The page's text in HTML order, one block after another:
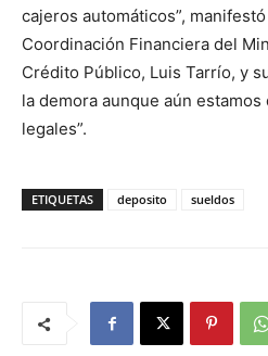
cajeros automáticos”,
Coordinación Financiera del
Crédito Público, Luis Tarrío, y
la demora aunque aún
legales”.
ETIQUETAS deposito sueldos